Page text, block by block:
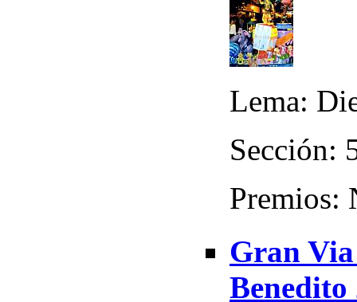
Lema:
Sección:
Premios:
Gran
Benedito